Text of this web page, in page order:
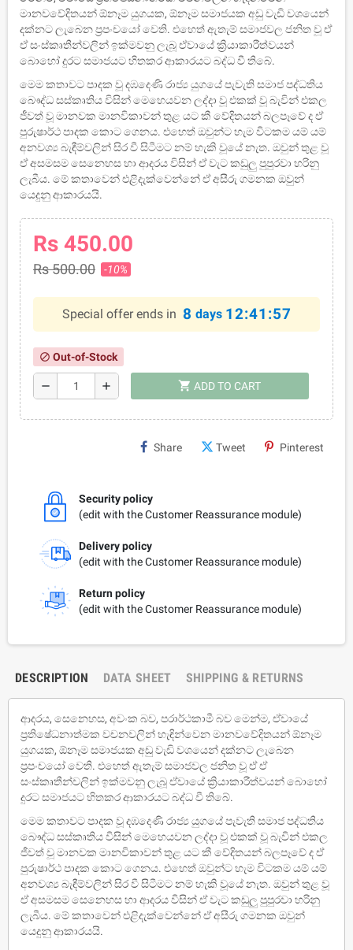
මානවවේදිතයන් ඕනෑම යුගයක, ඕනෑම සමාජයක අඩු වැඩි වශයෙන්
දක්නට ලැබෙන ප්‍රපංචයෝ වෙති. එහෙත් ඇතැම් සමාජවල ජනිත වූ ඒ
ඒ සංස්කෘතීන්වලින් ඉක්මවනු ලැබූ ඒවායේ ක්‍රියාකාරීත්වයන්
බොහෝ දුරට සමාජයට හිතකර ආකාරයට බද්ධ වී තිබේ.
මෙම කතාවට පාදක වූ දඹදෙණි රාජ්‍ය යුගයේ පැවැති සමාජ පද්ධතිය
බෞද්ධ සස්කෘතිය විසින් මෙහෙයවන ලද්දා වූ එකක් වූ බැවින් එකල
ජීවත් වූ මානවක මානවිකාවන් තුළ යට කී වේදිතයන් බලපෑවේ ද ඒ
පුරුෂාර්ථ පාදක කොට ගෙනය. එහෙත් ඔවුන්ට හැම විටකම යම් යම්
අනවශ්‍ය බැඳීම්වලින් සිර වී සිටීමට නම් හැකි වූයේ නැත. ඔවුන් තුළ වූ
ඒ අසමසම සෙනෙහස හා ආදරය විසින් ඒ වැට කඩුලු පුපුරවා හරිනු
ලැබීය. මේ කතාවෙන් එළිදැක්වෙන්නේ ඒ අසීරු ගමනක ඔවුන්
යෙදුනු ආකාරයයි.
Rs 450.00
Rs 500.00 -10%
Special offer ends in 8 days 12:41:56
block Out-of-Stock
remove add shopping_cart ADD TO CART
Share Tweet Pinterest
Security policy
(edit with the Customer Reassurance module)
Delivery policy
(edit with the Customer Reassurance module)
Return policy
(edit with the Customer Reassurance module)
DESCRIPTION DATA SHEET SHIPPING & RETURNS
ආදරය, සෙනෙහස, අවංක බව, පරාර්ථකාමී බව මෙන්ම, ඒවායේ
ප්‍රතිෂේධනාත්මක වචනවලින් හැඳින්වෙන මානවවේදිතයන් ඕනෑම
යුගයක, ඕනෑම සමාජයක අඩු වැඩි වශයෙන් දක්නට ලැබෙන
ප්‍රපංචයෝ වෙති. එහෙත් ඇතැම් සමාජවල ජනිත වූ ඒ ඒ
සංස්කෘතීන්වලින් ඉක්මවනු ලැබූ ඒවායේ ක්‍රියාකාරීත්වයන් බොහෝ
දුරට සමාජයට හිතකර ආකාරයට බද්ධ වී තිබේ.
මෙම කතාවට පාදක වූ දඹදෙණි රාජ්‍ය යුගයේ පැවැති සමාජ පද්ධතිය
බෞද්ධ සස්කෘතිය විසින් මෙහෙයවන ලද්දා වූ එකක් වූ බැවින් එකල
ජීවත් වූ මානවක මානවිකාවන් තුළ යට කී වේදිතයන් බලපෑවේ ද ඒ
පුරුෂාර්ථ පාදක කොට ගෙනය. එහෙත් ඔවුන්ට හැම විටකම යම් යම්
අනවශ්‍ය බැඳීම්වලින් සිර වී සිටීමට නම් හැකි වූයේ නැත. ඔවුන් තුළ වූ
ඒ අසමසම සෙනෙහස හා ආදරය විසින් ඒ වැට කඩුලු පුපුරවා හරිනු
ලැබීය. මේ කතාවෙන් එළිදැක්වෙන්නේ ඒ අසීරු ගමනක ඔවුන්
යෙදුනු ආකාරයයි.